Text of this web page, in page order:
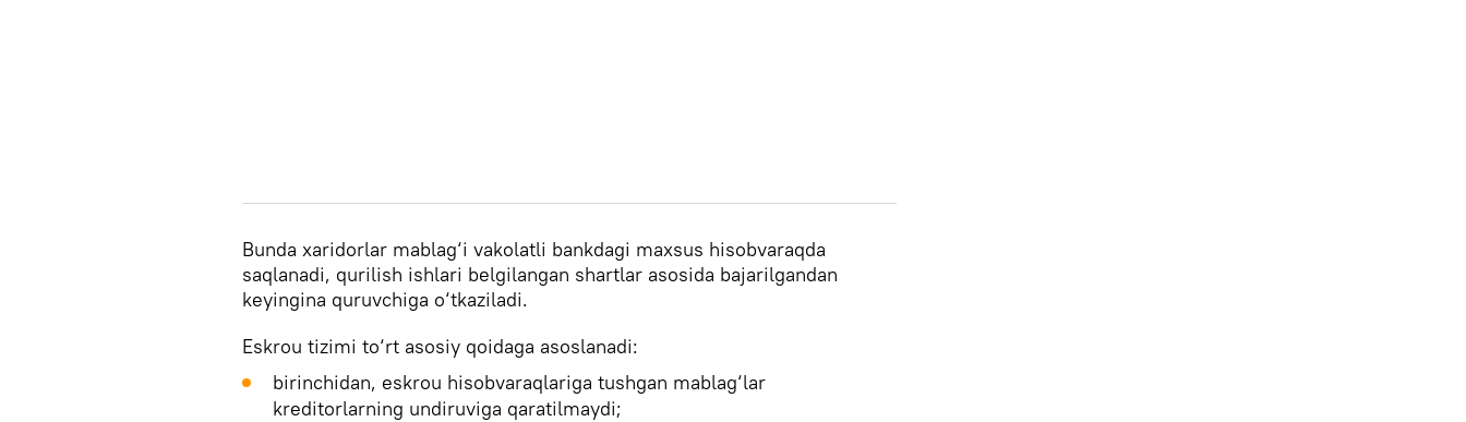
Bunda xaridorlar mablag‘i vakolatli bankdagi maxsus hisobvaraqda
saqlanadi, qurilish ishlari belgilangan shartlar asosida bajarilgandan
keyingina quruvchiga o‘tkaziladi.
Eskrou tizimi to‘rt asosiy qoidaga asoslanadi:
birinchidan, eskrou hisobvaraqlariga tushgan mablag‘lar
kreditorlarning undiruviga qaratilmaydi;